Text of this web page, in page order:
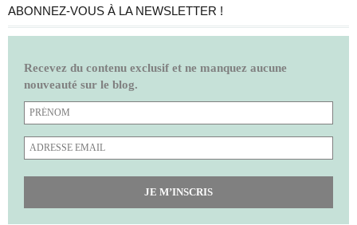
ABONNEZ-VOUS À LA NEWSLETTER !
Recevez du contenu exclusif et ne manquez aucune
nouveauté sur le blog.
JE M’INSCRIS